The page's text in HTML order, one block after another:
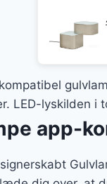
LED-lyskilden i
app-